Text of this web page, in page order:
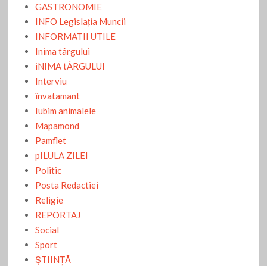
GASTRONOMIE
INFO Legislaţia Muncii
INFORMATII UTILE
Inima târgului
iNIMA tÂRGULUI
Interviu
învatamant
Iubim animalele
Mapamond
Pamflet
pILULA ZILEI
Politic
Posta Redactiei
Religie
REPORTAJ
Social
Sport
ŞTIINŢĂ